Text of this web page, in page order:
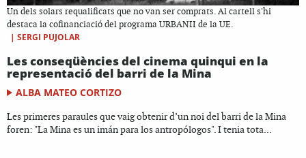
Un dels solars requalificats que no van ser comprats. Al cartell s'hi
destaca la cofinanciació del programa URBANII de la UE.
| SERGI PUJOLAR
Les conseqüències del cinema quinqui en la
representació del barri de la Mina
ALBA MATEO CORTIZO
Les primeres paraules que vaig obtenir d’un noi del barri de la Mina
foren: "La Mina es un imán para los antropólogos". I tenia tota...